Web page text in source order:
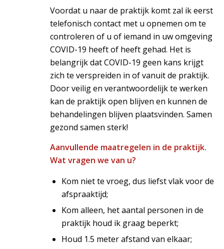
Voordat u naar de praktijk komt zal ik eerst
telefonisch contact met u opnemen om te
controleren of u of iemand in uw omgeving
COVID-19 heeft of heeft gehad. Het is
belangrijk dat COVID-19 geen kans krijgt
zich te verspreiden in of vanuit de praktijk.
Door veilig en verantwoordelijk te werken
kan de praktijk open blijven en kunnen de
behandelingen blijven plaatsvinden. Samen
gezond samen sterk!
Aanvullende maatregelen in de praktijk.
Wat vragen we van u?
Kom niet te vroeg, dus liefst vlak voor de
afspraaktijd;
Kom alleen, het aantal personen in de
praktijk houd ik graag beperkt;
Houd 1.5 meter afstand van elkaar;